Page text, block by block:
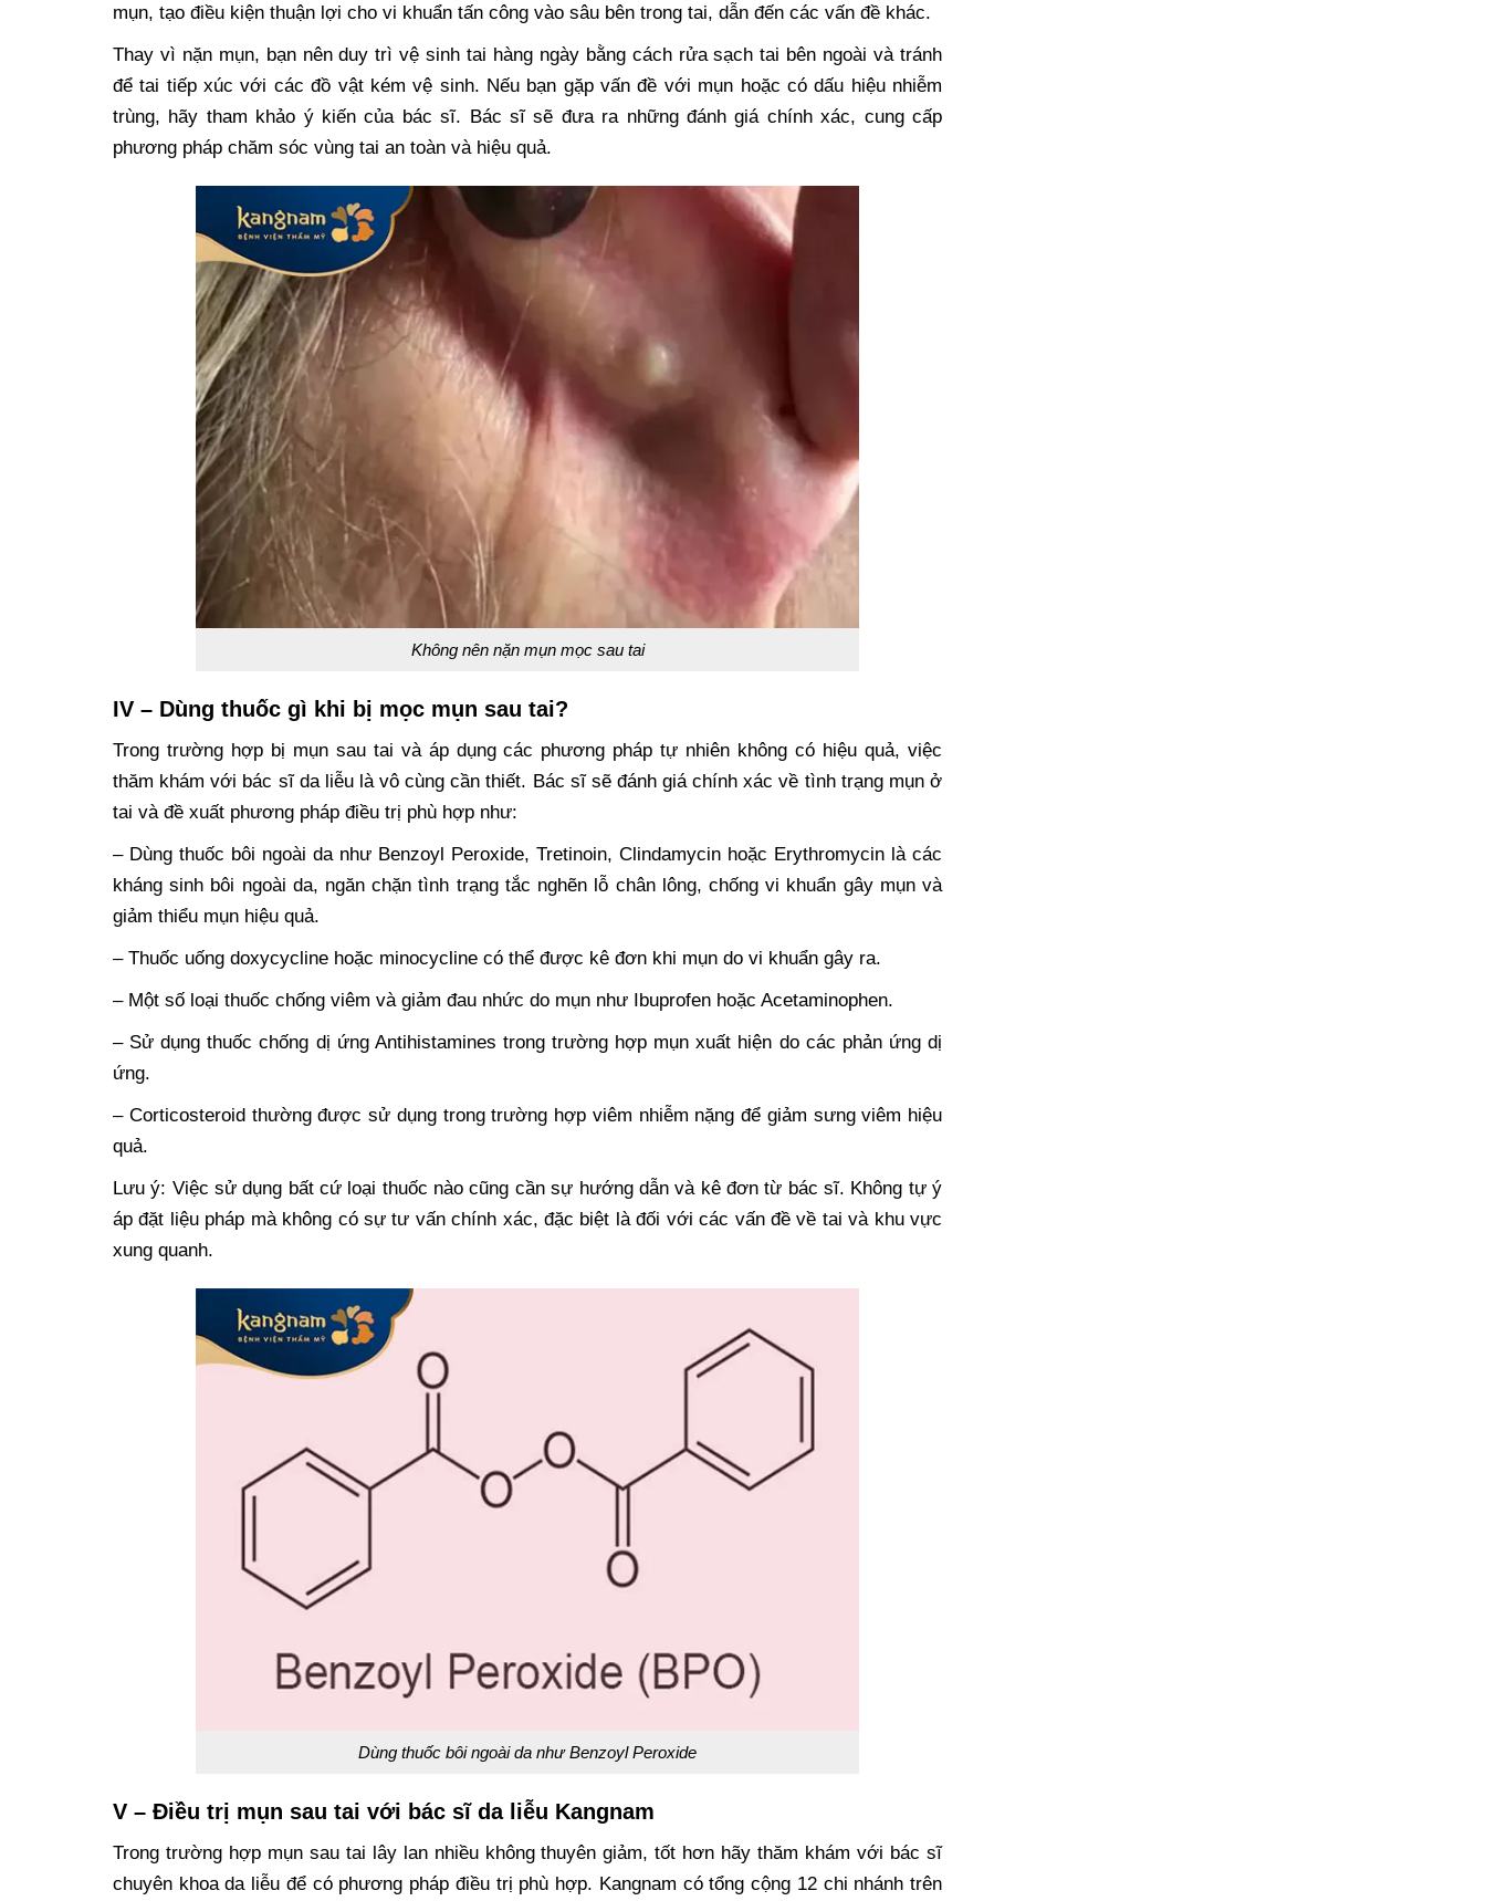
mụn, tạo điều kiện thuận lợi cho vi khuẩn tấn công vào sâu bên trong tai, dẫn đến các vấn đề khác.
Thay vì nặn mụn, bạn nên duy trì vệ sinh tai hàng ngày bằng cách rửa sạch tai bên ngoài và tránh
để tai tiếp xúc với các đồ vật kém vệ sinh. Nếu bạn gặp vấn đề với mụn hoặc có dấu hiệu nhiễm
trùng, hãy tham khảo ý kiến của bác sĩ. Bác sĩ sẽ đưa ra những đánh giá chính xác, cung cấp
phương pháp chăm sóc vùng tai an toàn và hiệu quả.
Không nên nặn mụn mọc sau tai
IV – Dùng thuốc gì khi bị mọc mụn sau tai?
Trong trường hợp bị mụn sau tai và áp dụng các phương pháp tự nhiên không có hiệu quả, việc
thăm khám với bác sĩ da liễu là vô cùng cần thiết. Bác sĩ sẽ đánh giá chính xác về tình trạng mụn ở
tai và đề xuất phương pháp điều trị phù hợp như:
– Dùng thuốc bôi ngoài da như Benzoyl Peroxide, Tretinoin, Clindamycin hoặc Erythromycin là các
kháng sinh bôi ngoài da, ngăn chặn tình trạng tắc nghẽn lỗ chân lông, chống vi khuẩn gây mụn và
giảm thiểu mụn hiệu quả.
– Thuốc uống doxycycline hoặc minocycline có thể được kê đơn khi mụn do vi khuẩn gây ra.
– Một số loại thuốc chống viêm và giảm đau nhức do mụn như Ibuprofen hoặc Acetaminophen.
– Sử dụng thuốc chống dị ứng Antihistamines trong trường hợp mụn xuất hiện do các phản ứng dị
ứng.
– Corticosteroid thường được sử dụng trong trường hợp viêm nhiễm nặng để giảm sưng viêm hiệu
quả.
Lưu ý: Việc sử dụng bất cứ loại thuốc nào cũng cần sự hướng dẫn và kê đơn từ bác sĩ. Không tự ý
áp đặt liệu pháp mà không có sự tư vấn chính xác, đặc biệt là đối với các vấn đề về tai và khu vực
xung quanh.
Dùng thuốc bôi ngoài da như Benzoyl Peroxide
V – Điều trị mụn sau tai với bác sĩ da liễu Kangnam
Trong trường hợp mụn sau tai lây lan nhiều không thuyên giảm, tốt hơn hãy thăm khám với bác sĩ
chuyên khoa da liễu để có phương pháp điều trị phù hợp. Kangnam có tổng cộng 12 chi nhánh trên